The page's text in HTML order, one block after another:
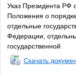
Указ Президента РФ
Положения о
отдельные
Федерации,
государственной
Скачать